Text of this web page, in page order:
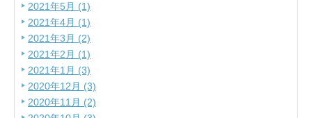
2021年5月 (1)
2021年4月 (1)
2021年3月 (2)
2021年2月 (1)
2021年1月 (3)
2020年12月 (3)
2020年11月 (2)